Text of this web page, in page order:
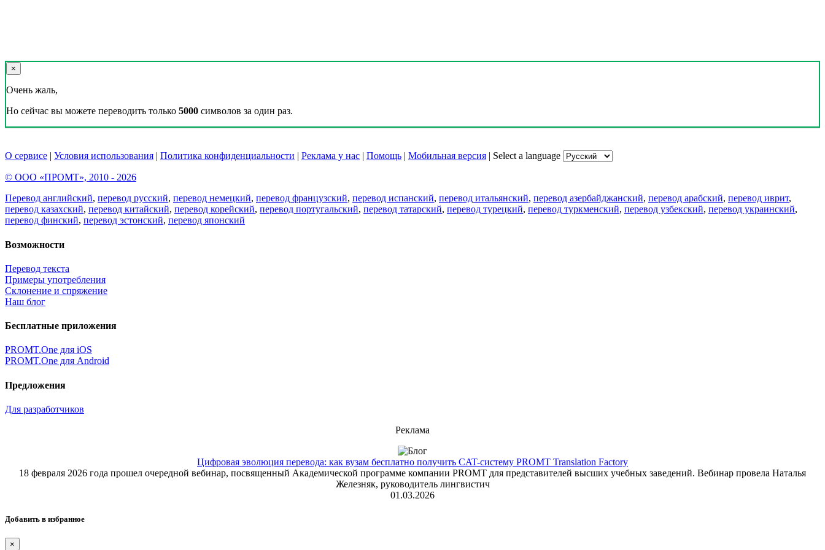
×
Очень жаль,
Но сейчас вы можете переводить только 5000 символов за один раз.
О сервисе | Условия использования | Политика конфиденциальности | Реклама у нас | Помощь | Мобильная версия | Select a language
© ООО «ПРОМТ», 2010 - 2026
Перевод английский, перевод русский, перевод немецкий, перевод французский, перевод испанский, перевод итальянский, перевод азербайджанский, перевод арабский, перевод иврит,
перевод казахский, перевод китайский, перевод корейский, перевод португальский, перевод татарский, перевод турецкий, перевод туркменский, перевод узбекский, перевод украинский,
перевод финский, перевод эстонский, перевод японский
Возможности
Перевод текста
Примеры употребления
Склонение и спряжение
Наш блог
Бесплатные приложения
PROMT.One для iOS
PROMT.One для Android
Предложения
Для разработчиков
Реклама
Цифровая эволюция перевода: как вузам бесплатно получить CAT-систему PROMT Translation Factory
18 февраля 2026 года прошел очередной вебинар, посвященный Академической программе компании PROMT для представителей высших учебных заведений. Вебинар провела Наталья
Железняк, руководитель лингвистич
01.03.2026
Добавить в избранное
×